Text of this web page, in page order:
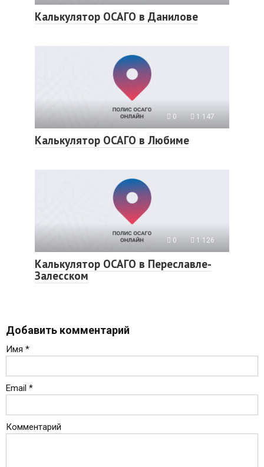
Калькулятор ОСАГО в Данилове
0 1 147
Калькулятор ОСАГО в Любиме
0 1 126
Калькулятор ОСАГО в Переславле-
Залесском
Добавить комментарий
Имя *
Email *
Комментарий